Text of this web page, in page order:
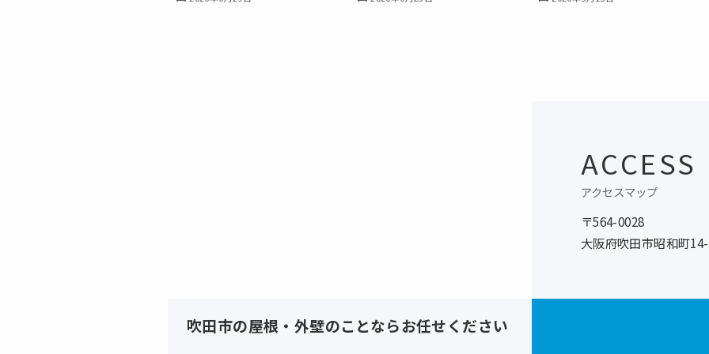
ACCESS
アクセスマップ
〒564-0028
大阪府吹田市昭和町
吹田市の屋根・外壁のことならお任せください